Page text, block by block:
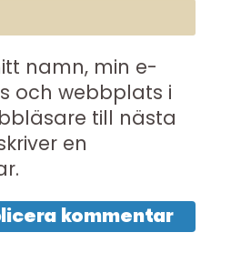
namn, min e-
och webbplats i
till nästa
en